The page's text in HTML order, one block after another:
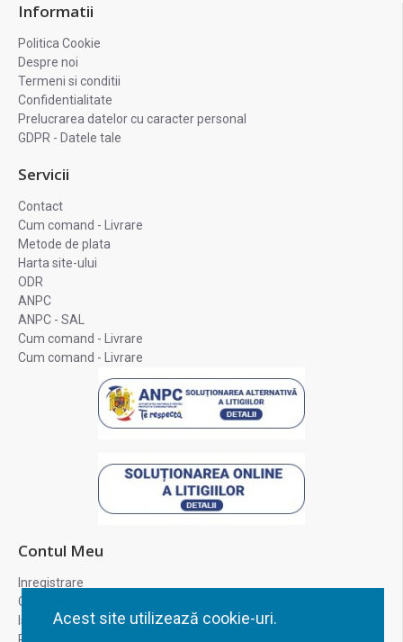
Acest site utilizează cookie-uri.
Informatii
Politica Cookie
Despre noi
Termeni si conditii
Confidentialitate
Prelucrarea datelor cu caracter personal
GDPR - Datele tale
Servicii
Contact
Cum comand - Livrare
Metode de plata
Harta site-ului
ODR
ANPC
ANPC - SAL
Cum comand - Livrare
Cum comand - Livrare
Contul Meu
Inregistrare
Contul meu
Istoric comenzi